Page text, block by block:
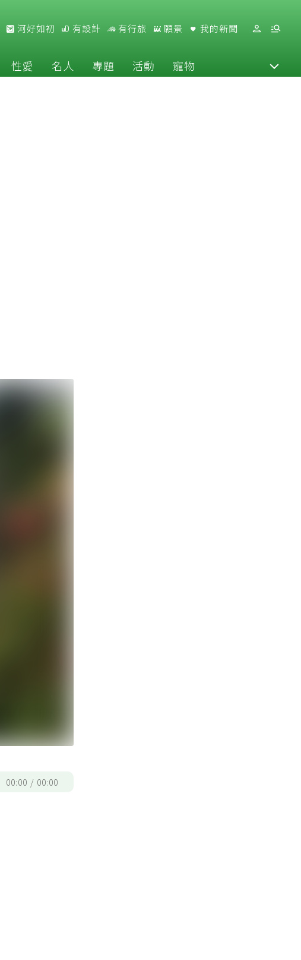
河好如初 有設計 有行旅 願景 我的新聞
性愛 名人 專題 活動 寵物
00:00 00:00